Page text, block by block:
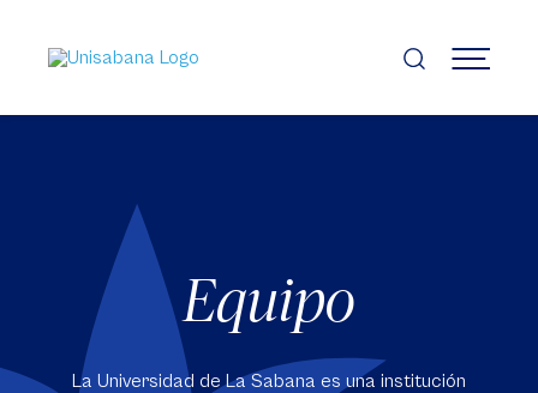
contenido
principal
MENÚ
Equipo
La Universidad de La Sabana es una institución